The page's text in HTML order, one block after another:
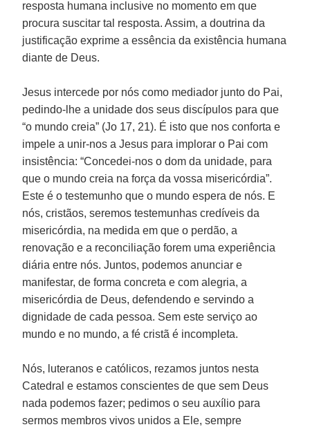
resposta humana inclusive no momento em que
procura suscitar tal resposta. Assim, a doutrina da
justificação exprime a essência da existência humana
diante de Deus.
Jesus intercede por nós como mediador junto do Pai,
pedindo-lhe a unidade dos seus discípulos para que
“o mundo creia” (Jo 17, 21). É isto que nos conforta e
impele a unir-nos a Jesus para implorar o Pai com
insistência: “Concedei-nos o dom da unidade, para
que o mundo creia na força da vossa misericórdia”.
Este é o testemunho que o mundo espera de nós. E
nós, cristãos, seremos testemunhas credíveis da
misericórdia, na medida em que o perdão, a
renovação e a reconciliação forem uma experiência
diária entre nós. Juntos, podemos anunciar e
manifestar, de forma concreta e com alegria, a
misericórdia de Deus, defendendo e servindo a
dignidade de cada pessoa. Sem este serviço ao
mundo e no mundo, a fé cristã é incompleta.
Nós, luteranos e católicos, rezamos juntos nesta
Catedral e estamos conscientes de que sem Deus
nada podemos fazer; pedimos o seu auxílio para
sermos membros vivos unidos a Ele, sempre